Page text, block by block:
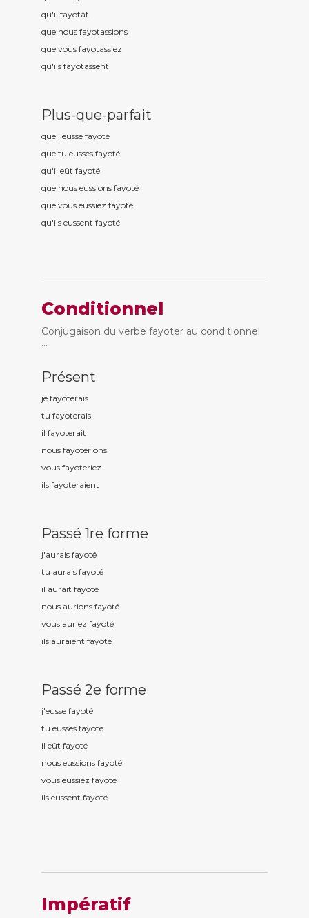
qu'il fayotât
que nous fayotassions
que vous fayotassiez
qu'ils fayotassent
Plus-que-parfait
que j'eusse fayoté
que tu eusses fayoté
qu'il eût fayoté
que nous eussions fayoté
que vous eussiez fayoté
qu'ils eussent fayoté
Conditionnel
Conjugaison du verbe fayoter au conditionnel
...
Présent
je fayoterais
tu fayoterais
il fayoterait
nous fayoterions
vous fayoteriez
ils fayoteraient
Passé 1re forme
j'aurais fayoté
tu aurais fayoté
il aurait fayoté
nous aurions fayoté
vous auriez fayoté
ils auraient fayoté
Passé 2e forme
j'eusse fayoté
tu eusses fayoté
il eût fayoté
nous eussions fayoté
vous eussiez fayoté
ils eussent fayoté
Impératif